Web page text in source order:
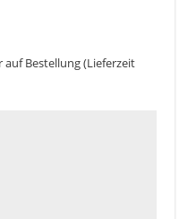
auf Bestellung (Lieferzeit